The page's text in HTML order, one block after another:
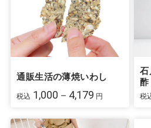
通販生活の薄焼いわし
税込 1,000－4,179 円
石
酢
税